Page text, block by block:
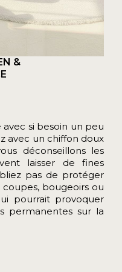
&
si besoin un peu
avec un chiffon doux
déconseillons les
laisser de fines
pas de protéger
coupes, bougeoirs ou
pourrait provoquer
permanentes sur la